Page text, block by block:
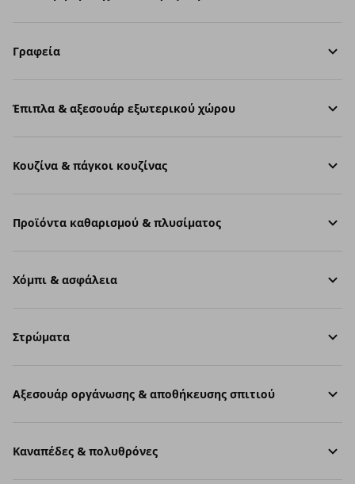
Γραφεία
Έπιπλα & αξεσουάρ εξωτερικού χώρου
Κουζίνα & πάγκοι κουζίνας
Προϊόντα καθαρισμού & πλυσίματος
Χόμπι & ασφάλεια
Στρώματα
Aξεσουάρ οργάνωσης & αποθήκευσης σπιτιού
Καναπέδες & πολυθρόνες